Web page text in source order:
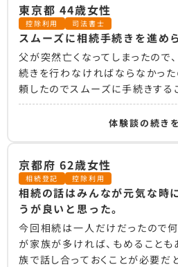
東京都 44歳女性
控除利用 司法書士
スムーズに相続手続きを進め
父が突然亡くなってしまったので
続きを行わなければならなかっ
頼したのでスムーズに手続きする
に詳しくない方は司法書士に依
体験談の続き
京都府 62歳女性
相続登記 控除利用
相続の話はみんなが元気な時
うが良いと思った。
今回相続は一人だけだったので
が家族が多ければ、もめること
族で話し合っておくことが必要だ